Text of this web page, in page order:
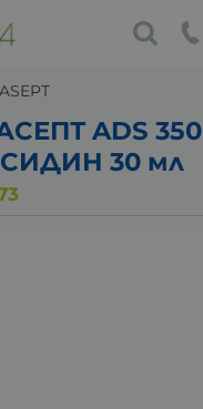
ADS 350
30 мл